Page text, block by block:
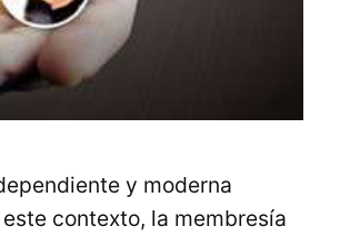
y moderna
contexto, la membresía